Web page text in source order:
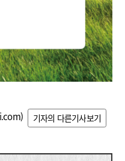
) 기자의 다른기사보기